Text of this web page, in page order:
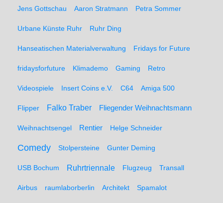
Jens Gottschau Aaron Stratmann Petra Sommer
Urbane Künste Ruhr Ruhr Ding
Hanseatischen Materialverwaltung Fridays for Future
fridaysforfuture Klimademo Gaming Retro
Videospiele Insert Coins e.V. C64 Amiga 500
Flipper Falko Traber Fliegender Weihnachtsmann
Weihnachtsengel Rentier Helge Schneider
Comedy Stolpersteine Gunter Deming
USB Bochum Ruhrtriennale Flugzeug Transall
Airbus raumlaborberlin Architekt Spamalot